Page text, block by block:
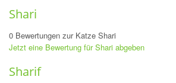
Shari
0 Bewertungen zur Katze Shari
Jetzt eine Bewertung für Shari abgeben
Sharif